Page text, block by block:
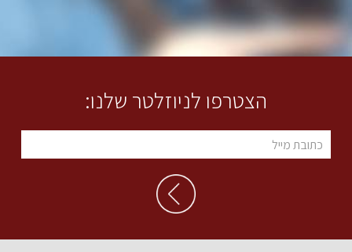
הצטרפו לניוזלטר שלנו: